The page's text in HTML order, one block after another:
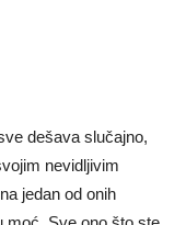
dešava slučajno,
nevidljivim
jedan od onih